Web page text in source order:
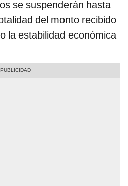
se suspenderán hasta
del monto recibido
la estabilidad económica